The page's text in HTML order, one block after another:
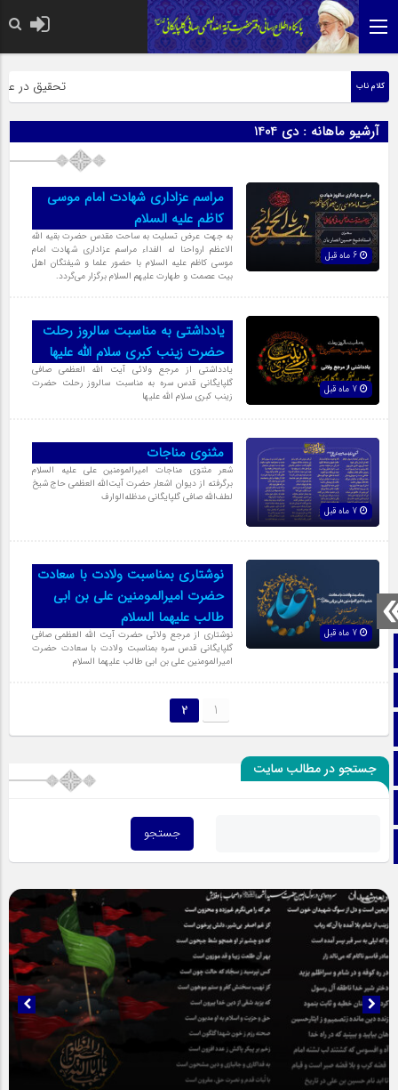
صفحه نخست
آپارات
کلام ناب تحقیق در
آرشیو ماهانه :دی 1404
مراسم عزاداری شهادت امام موسی
کاظم علیه السلام
به جهت عرض تسلیت به ساحت مقدس حضرت بقیه الله
الاعظم ارواحنا له الفداء مراسم عزاداری شهادت امام
موسی کاظم علیه السلام با حضور علما و شیفتگان اهل
بیت عصمت و طهارت علیهم السلام برگزار می‌گردد.
یادداشتی به مناسبت سالروز رحلت
حضرت زینب کبری سلام الله علیها
یادداشتی از مرجع ولائی آیت الله العظمی صافی
گلپایگانی قدس سره به مناسبت سالروز رحلت حضرت
زینب کبری سلام الله علیها
مثنوی مناجات
شعر مثنوی مناجات امیرالمومنین علی علیه السلام
برگرفته از دیوان اشعار حضرت آیت‌اللّه العظمی حاج شیخ
لطف‌اللّه صافی گلپایگانی مدظله‌الوارف
نوشتاری بمناسبت ولادت با سعادت
حضرت امیرالمومنین علی بن ابی
طالب علیهما السلام
نوشتاری از مرجع ولائی حضرت آیت الله العظمی صافی
گلپایگانی قدس سره بمناسبت ولادت با سعادت حضرت
امیرالمومنین علی بن ابی طالب علیهما السلام
1
2
جستجو در مطالب سایت